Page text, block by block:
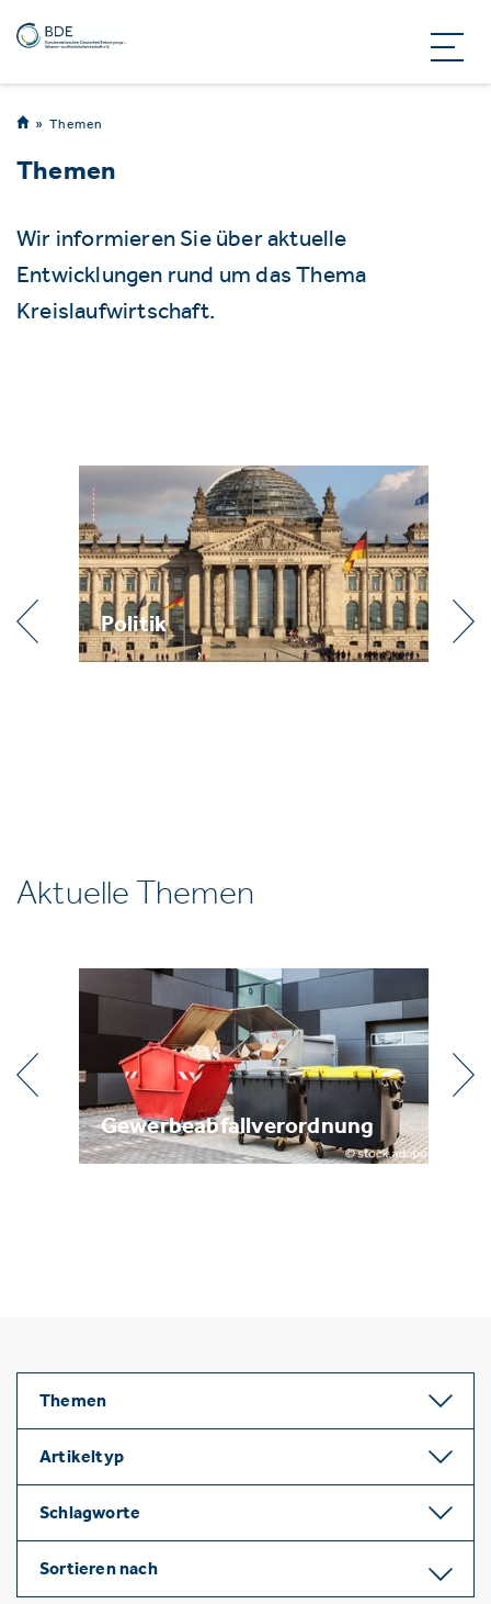
Themen
Themen
Wir informieren Sie über aktuelle
Entwicklungen rund um das Thema
Kreislaufwirtschaft.
Politik Praxis
Aktuelle Themen
Gewerbeabfallverordnung
Themen
Artikeltyp
Schlagworte
Sortieren nach